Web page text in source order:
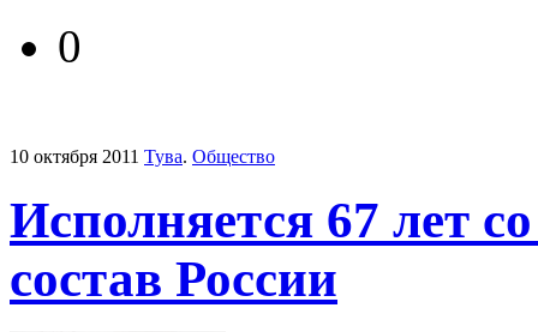
0
10 октября 2011 Тува. Общество
Исполняется 67 лет
состав России